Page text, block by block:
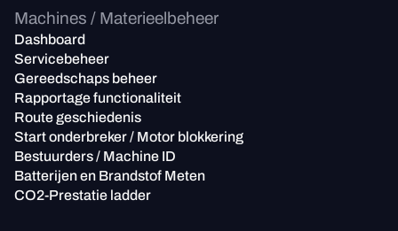
Machines / Materieelbeheer
Dashboard
Servicebeheer
Gereedschaps beheer
Rapportage functionaliteit
Route geschiedenis
Start onderbreker / Motor blokkering
Bestuurders / Machine ID
Batterijen en Brandstof Meten
CO2-Prestatie ladder